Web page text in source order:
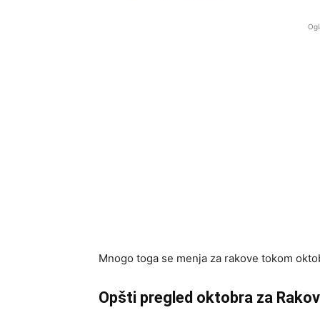
Mnogo toga se menja za rakove tokom
Opšti pregled oktobra za